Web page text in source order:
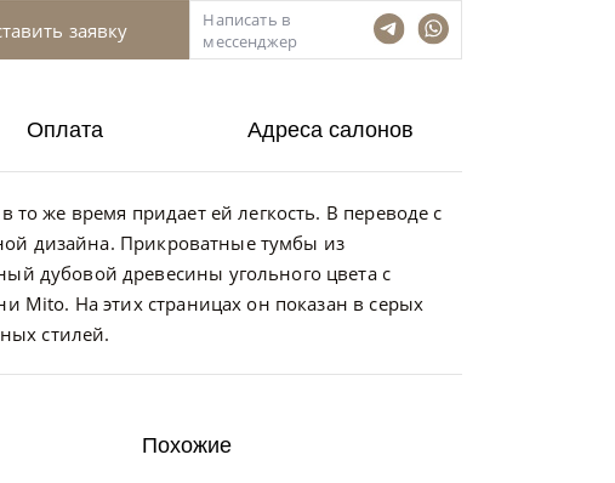
заявку
Написать в
мессенджер
же время придает ей легкость. В переводе с
дизайна. Прикроватные тумбы из
дубовой древесины угольного цвета с
Mito. На этих страницах он показан в серых
стилей.
Оплата Адреса салонов
Похожие